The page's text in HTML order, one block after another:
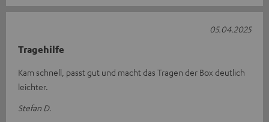
Tragehilfe
Kam schnell, passt gut und macht das Tragen der Box deutlich
leichter.
Stefan D.
05.04.2025